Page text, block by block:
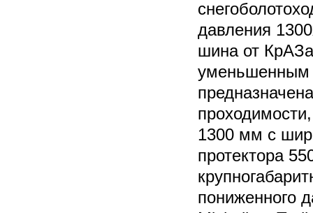
давления
шина от
уменьшенным
1300 мм с
протектора
пониженного